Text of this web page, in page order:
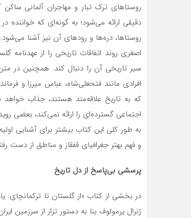
روستاهای ترک تبار و مهاجران آلمانی
دقیقی ارائه می‌شود؛ به گونه‌ای که
روستاها، دره‌ها و رودهای آن نیز آشنا می‌شود.
اصغری روند اتفاقات تاریخی را از عهدنامه
سیر تاریخی آن را دنبال کند. همچنین در
افرادی مانند فتحعلی‌شاه، عباس میرزا و
که به تاریخ علاقه‌مند هستند، جذاب
اجتماعی گسترده‌ای را ارائه نمی‌کند، بعضی
به طور کلی این کتاب بیشتر برای آشنایی
و فهم بهتر جغرافیای قفقاز و مناطق از دست
پرسشی بی‌پاسخ از دل تاریخ
در بخشی از کتاب «از گلستان تا ترکمانچای:
ژنرال یرمولوف بنا به دستور تزار از